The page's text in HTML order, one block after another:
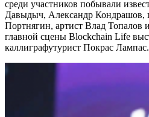
среди участников побывали
Давыдыч, Александр Кондрашов,
Портнягин, артист Влад Топалов
главной сцены Blockchain Life
каллиграфутурист Покрас Лампас.